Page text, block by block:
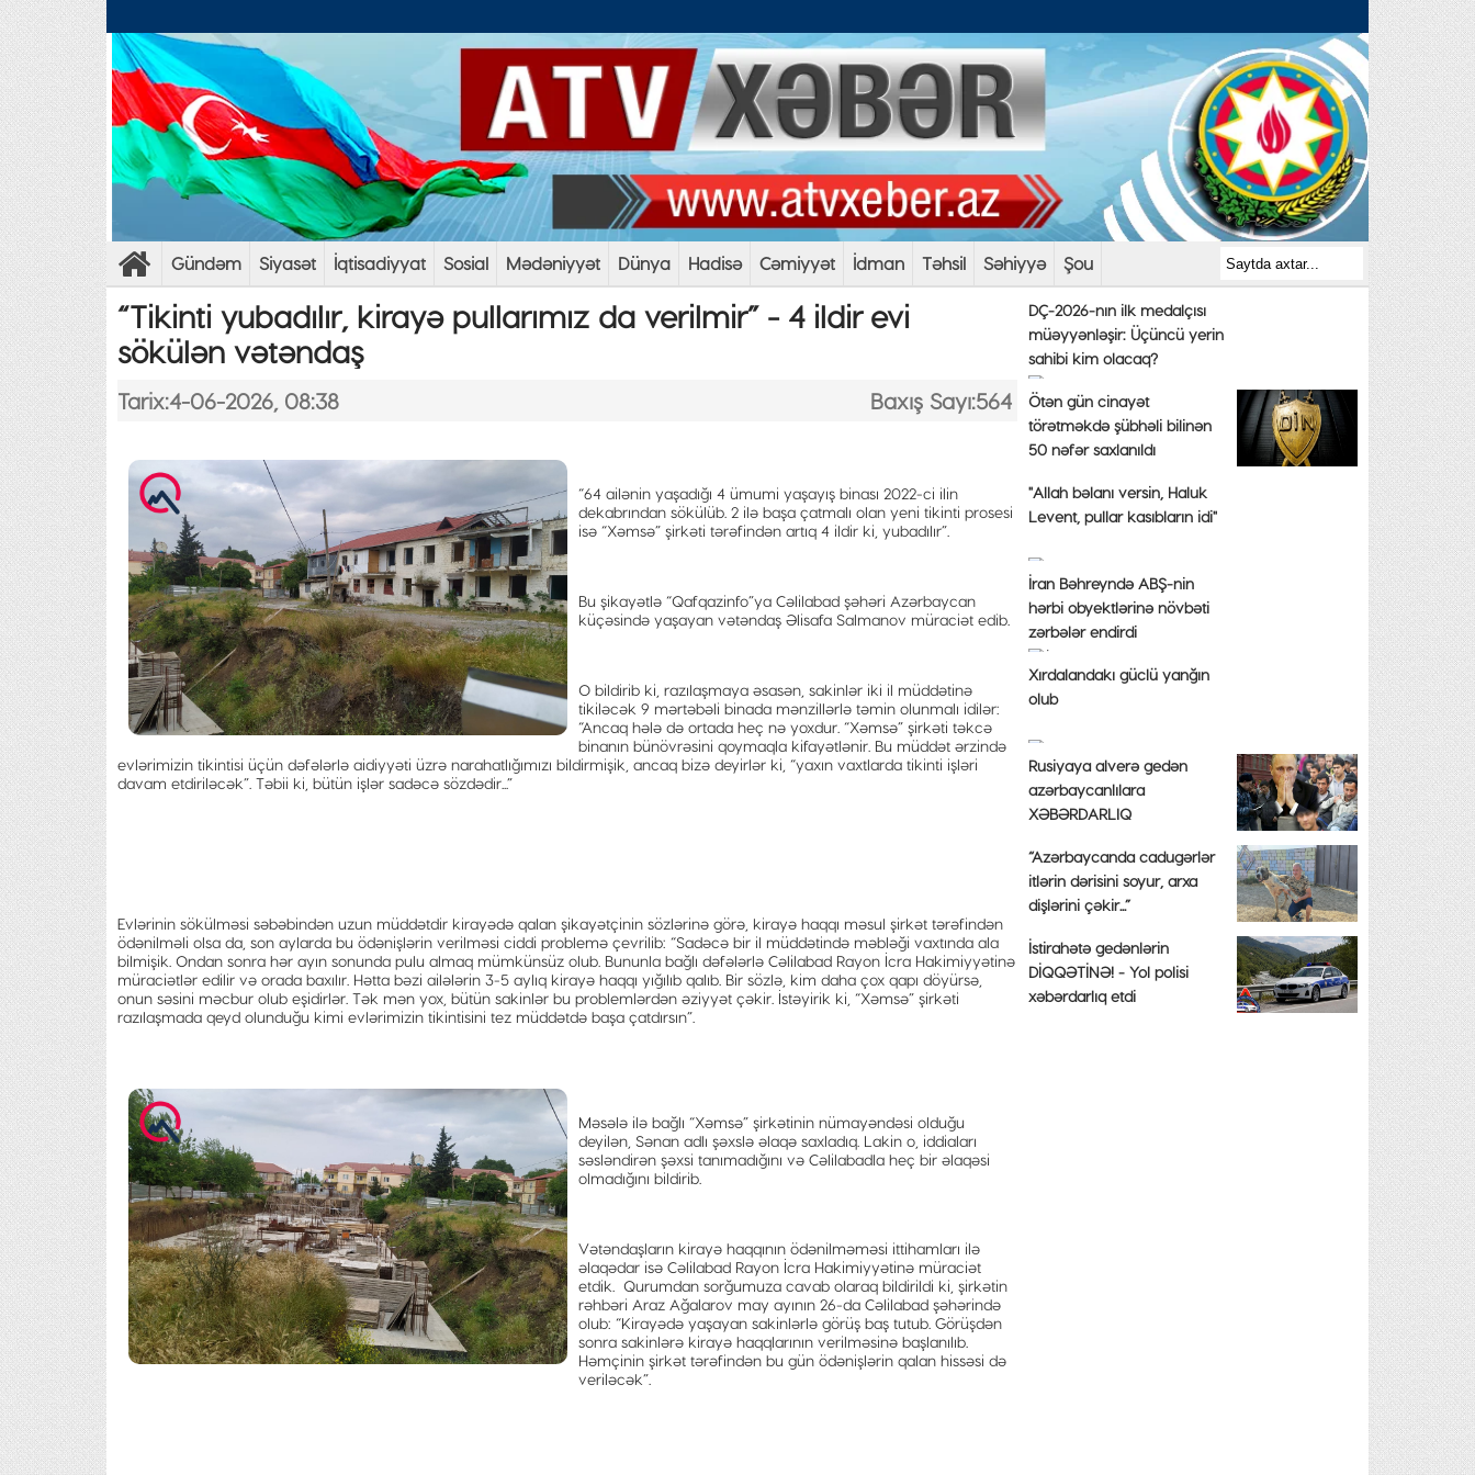
Gündəm Siyasət İqtisadiyyat Sosial Mədəniyyət Dünya Hadisə Cəmiyyət İdman Təhsil Səhiyyə Şou
“Tikinti yubadılır, kirayə pullarımız da verilmir” - 4 ildir evi
sökülən vətəndaş
Tarix:4-06-2026, 08:38 Baxış Sayı:564
“64 ailənin yaşadığı 4 ümumi yaşayış binası 2022-ci ilin
dekabrından sökülüb. 2 ilə başa çatmalı olan yeni tikinti prosesi
isə “Xəmsə” şirkəti tərəfindən artıq 4 ildir ki, yubadılır”.
Bu şikayətlə “Qafqazinfo”ya Cəlilabad şəhəri Azərbaycan
küçəsində yaşayan vətəndaş Əlisafa Salmanov müraciət edib.
O bildirib ki, razılaşmaya əsasən, sakinlər iki il müddətinə
tikiləcək 9 mərtəbəli binada mənzillərlə təmin olunmalı idilər:
“Ancaq hələ də ortada heç nə yoxdur. “Xəmsə” şirkəti təkcə
binanın bünövrəsini qoymaqla kifayətlənir. Bu müddət ərzində
evlərimizin tikintisi üçün dəfələrlə aidiyyəti üzrə narahatlığımızı bildirmişik, ancaq bizə deyirlər ki, “yaxın vaxtlarda tikinti işləri
davam etdiriləcək”. Təbii ki, bütün işlər sadəcə sözdədir...”
Evlərinin sökülməsi səbəbindən uzun müddətdir kirayədə qalan şikayətçinin sözlərinə görə, kirayə haqqı məsul şirkət tərəfindən
ödənilməli olsa da, son aylarda bu ödənişlərin verilməsi ciddi problemə çevrilib: “Sadəcə bir il müddətində məbləği vaxtında ala
bilmişik. Ondan sonra hər ayın sonunda pulu almaq mümkünsüz olub. Bununla bağlı dəfələrlə Cəlilabad Rayon İcra Hakimiyyətinə
müraciətlər edilir və orada baxılır. Hətta bəzi ailələrin 3-5 aylıq kirayə haqqı yığılıb qalıb. Bir sözlə, kim daha çox qapı döyürsə,
onun səsini məcbur olub eşidirlər. Tək mən yox, bütün sakinlər bu problemlərdən əziyyət çəkir. İstəyirik ki, “Xəmsə” şirkəti
razılaşmada qeyd olunduğu kimi evlərimizin tikintisini tez müddətdə başa çatdırsın”.
Məsələ ilə bağlı “Xəmsə” şirkətinin nümayəndəsi olduğu
deyilən, Sənan adlı şəxslə əlaqə saxladıq. Lakin o, iddiaları
səsləndirən şəxsi tanımadığını və Cəlilabadla heç bir əlaqəsi
olmadığını bildirib.
Vətəndaşların kirayə haqqının ödənilməməsi ittihamları ilə
əlaqədar isə Cəlilabad Rayon İcra Hakimiyyətinə müraciət
etdik. Qurumdan sorğumuza cavab olaraq bildirildi ki, şirkətin
rəhbəri Araz Ağalarov may ayının 26-da Cəlilabad şəhərində
olub: “Kirayədə yaşayan sakinlərlə görüş baş tutub. Görüşdən
sonra sakinlərə kirayə haqqlarının verilməsinə başlanılıb.
Həmçinin şirkət tərəfindən bu gün ödənişlərin qalan hissəsi də
veriləcək”.
DÇ-2026-nın ilk medalçısı
müəyyənləşir: Üçüncü yerin
sahibi kim olacaq?
Ötən gün cinayət
törətməkdə şübhəli bilinən
50 nəfər saxlanıldı
"Allah bəlanı versin, Haluk
Levent, pullar kasıbların idi"
İran Bəhreyndə ABŞ-nin
hərbi obyektlərinə növbəti
zərbələr endirdi
Xırdalandakı güclü yanğın
olub
Rusiyaya alverə gedən
azərbaycanlılara
XƏBƏRDARLIQ
“Azərbaycanda cadugərlər
itlərin dərisini soyur, arxa
dişlərini çəkir...”
İstirahətə gedənlərin
DİQQƏTİNƏ! - Yol polisi
xəbərdarlıq etdi